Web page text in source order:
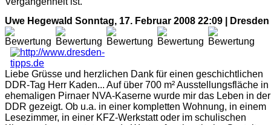
Uwe Hegewald Sonntag, 17. Februar 2008 22:09 | Dresden
Liebe Grüsse und herzlichen Dank für einen geschichtlichen
DDR-Tag Herr Kaden... Auf über 700 m² Ausstellungsfläche in
ehemaligen Pirnaer NVA-Kaserne wurde mir das Leben in der
DDR gezeigt. Ob u.a. in einer kompletten Wohnung, in einem
Lesezimmer, in einer KFZ-Werkstatt oder im schulischen